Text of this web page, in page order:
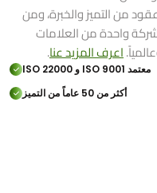
من التميز والخبرة، ومن
واحدة من العلامات
اعرف المزيد عنا.
معتمد ISO 9001 و ISO 22000
أكثر من 50 عاماً من التميز